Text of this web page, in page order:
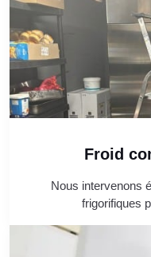
Froid
Nous intervenons
frigorifiques